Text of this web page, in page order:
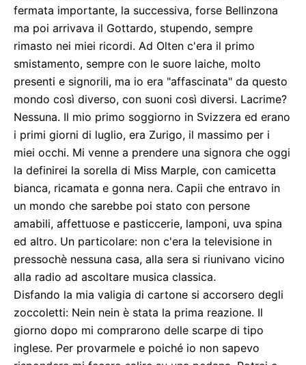
fermata importante, la successiva, forse Bellinzona
ma poi arrivava il Gottardo, stupendo, sempre
rimasto nei miei ricordi. Ad Olten c'era il primo
smistamento, sempre con le suore laiche, molto
presenti e signorili, ma io era "affascinata" da questo
mondo così diverso, con suoni così diversi. Lacrime?
Nessuna. Il mio primo soggiorno in Svizzera ed erano
i primi giorni di luglio, era Zurigo, il massimo per i
miei occhi. Mi venne a prendere una signora che oggi
la definirei la sorella di Miss Marple, con camicetta
bianca, ricamata e gonna nera. Capii che entravo in
un mondo che sarebbe poi stato con persone
amabili, affettuose e pasticcerie, lamponi, uva spina
ed altro. Un particolare: non c'era la televisione in
pressochè nessuna casa, alla sera si riunivano vicino
alla radio ad ascoltare musica classica.
Disfando la mia valigia di cartone si accorsero degli
zoccoletti: Nein nein è stata la prima reazione. Il
giorno dopo mi comprarono delle scarpe di tipo
inglese. Per provarmele e poiché io non sapevo